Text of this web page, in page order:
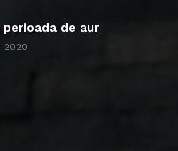
de aur
2020